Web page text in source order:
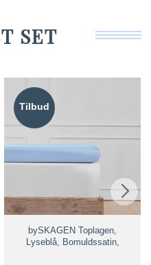
SET
Tilbud
bySKAGEN Toplagen,
Lyseblå, Bomuldssatin,